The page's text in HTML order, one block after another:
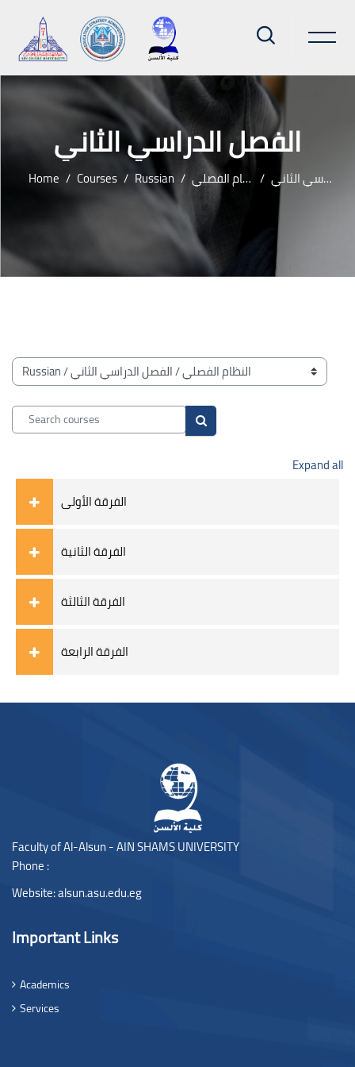
الفصل الدراسي الثاني
Home Courses Russian النظام الفصلي الفصل الدراسي الثاني
Blocks
Course categories
Search courses
Search courses
Expand all
الفرقة الأولى
الفرقة الثانية
الفرقة الثالثة
الفرقة الرابعة
Blocks
Faculty of Al-Alsun - AIN SHAMS UNIVERSITY
Phone :
Website:alsun.asu.edu.eg
Important Links
Academics
Services